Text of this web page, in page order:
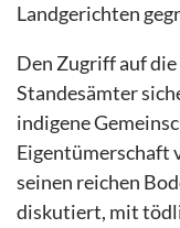
Landgerichten
Den Zugriff auf
Standesämter
indigene
Eigentümerschaft
seinen reichen
diskutiert, mit